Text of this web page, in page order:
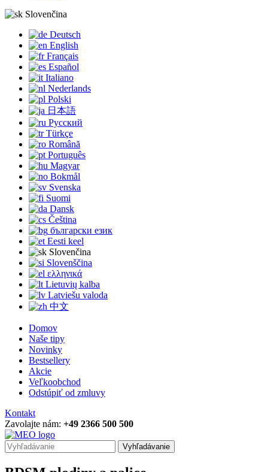
Slovenčina
Deutsch
English
Français
Español
Italiano
Nederlands
Polski
日本語
Русский
Türkçe
Română
Português
Magyar
Bokmål
Svenska
Suomi
Dansk
Čeština
български език
Eesti keel
Slovenčina
Slovenščina
ελληνικά
Lietuvių kalba
Latviešu valoda
中文
Domov
Naše tipy
Novinky
Bestsellery
Akcie
Veľkoobchod
Odstúpiť od zmluvy
Kontakt
Zavolajte nám: +49 2366 500 500
Vyhľadávanie